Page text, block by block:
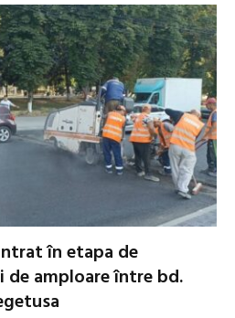
în etapa de
de amploare între bd.